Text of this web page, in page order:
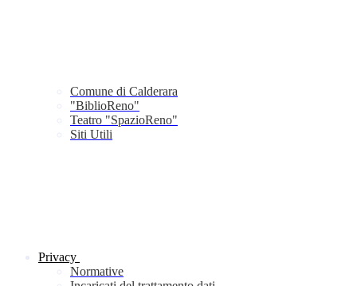
Comune di Calderara
"BiblioReno"
Teatro "SpazioReno"
Siti Utili
Privacy
Normative